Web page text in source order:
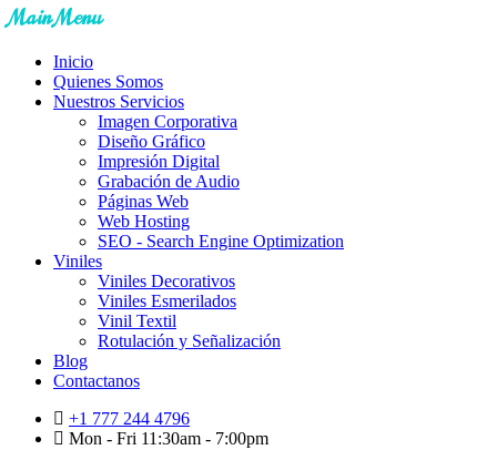
Main Menu
Inicio
Quienes Somos
Nuestros Servicios
Imagen Corporativa
Diseño Gráfico
Impresión Digital
Grabación de Audio
Páginas Web
Web Hosting
SEO - Search Engine Optimization
Viniles
Viniles Decorativos
Viniles Esmerilados
Vinil Textil
Rotulación y Señalización
Blog
Contactanos
+1 777 244 4796
Mon - Fri 11:30am - 7:00pm